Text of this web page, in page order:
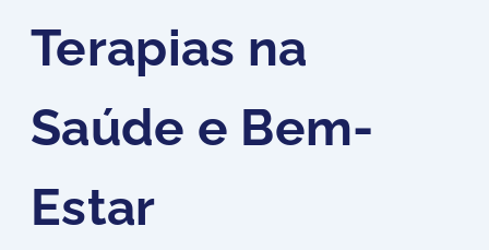
Terapias na
Saúde e Bem-
Estar